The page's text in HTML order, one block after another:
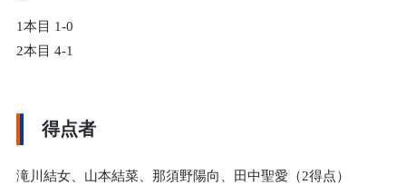
1本目 1-0
2本目 4-1
得点者
滝川結女、山本結菜、那須野陽向、田中聖愛（2得点）